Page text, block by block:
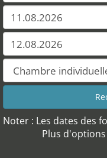
Noter : Les dates des
Plus